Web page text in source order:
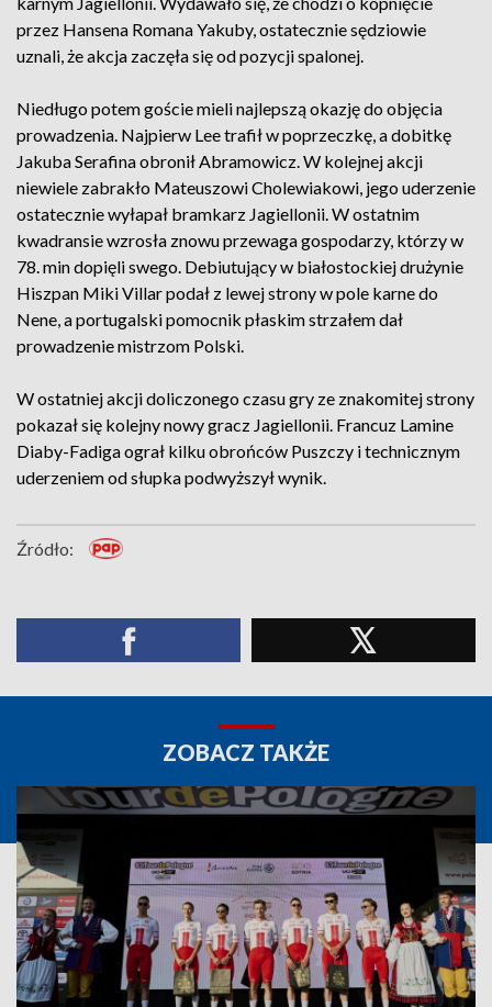
przez Hansena Romana Yakuby, ostatecznie sędziowie
uznali, że akcja zaczęła się od pozycji spalonej.
Niedługo potem goście mieli najlepszą okazję do objęcia
prowadzenia. Najpierw Lee trafił w poprzeczkę, a dobitkę
Jakuba Serafina obronił Abramowicz. W kolejnej akcji
niewiele zabrakło Mateuszowi Cholewiakowi, jego uderzenie
ostatecznie wyłapał bramkarz Jagiellonii. W ostatnim
kwadransie wzrosła znowu przewaga gospodarzy, którzy w
78. min dopięli swego. Debiutujący w białostockiej drużynie
Hiszpan Miki Villar podał z lewej strony w pole karne do
Nene, a portugalski pomocnik płaskim strzałem dał
prowadzenie mistrzom Polski.
W ostatniej akcji doliczonego czasu gry ze znakomitej strony
pokazał się kolejny nowy gracz Jagiellonii. Francuz Lamine
Diaby-Fadiga ograł kilku obrońców Puszczy i technicznym
uderzeniem od słupka podwyższył wynik.
Źródło:
ZOBACZ TAKŻE